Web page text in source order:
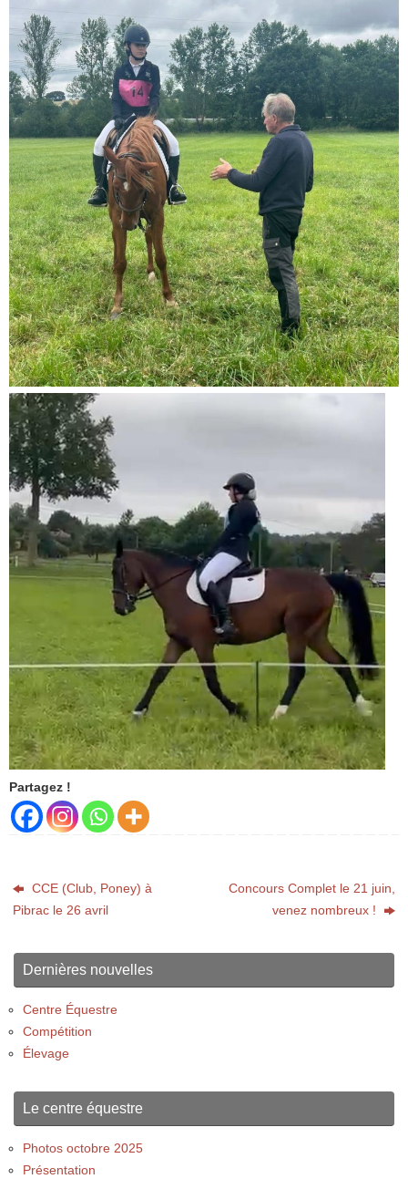
Partagez !
CCE (Club, Poney) à
Pibrac le 26 avril
Concours Complet le 21 juin,
venez nombreux !
Dernières nouvelles
Centre Équestre
Compétition
Élevage
Le centre équestre
Photos octobre 2025
Présentation